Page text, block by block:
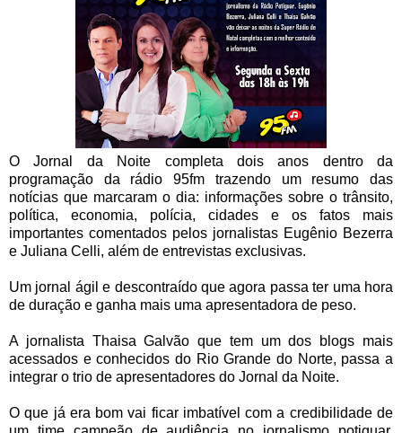
O Jornal da Noite completa dois anos dentro da
programação da rádio 95fm trazendo um resumo das
notícias que marcaram o dia: informações sobre o trânsito,
política, economia, polícia, cidades e os fatos mais
importantes comentados pelos jornalistas Eugênio Bezerra
e Juliana Celli, além de entrevistas exclusivas.
Um jornal ágil e descontraído que agora passa ter uma hora
de duração e ganha mais uma apresentadora de peso.
A jornalista Thaisa Galvão que tem um dos blogs mais
acessados e conhecidos do Rio Grande do Norte, passa a
integrar o trio de apresentadores do Jornal da Noite.
O que já era bom vai ficar imbatível com a credibilidade de